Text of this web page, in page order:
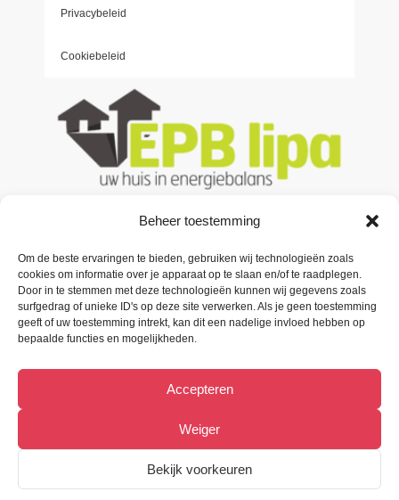
Beheer toestemming
Om de beste ervaringen te bieden, gebruiken wij technologieën zoals
cookies om informatie over je apparaat op te slaan en/of te raadplegen.
Door in te stemmen met deze technologieën kunnen wij gegevens zoals
surfgedrag of unieke ID's op deze site verwerken. Als je geen toestemming
geeft of uw toestemming intrekt, kan dit een nadelige invloed hebben op
bepaalde functies en mogelijkheden.
Accepteren
Weiger
Bekijk voorkeuren
Privacybeleid
Cookiebeleid
Contacteer ons
Oude Baan 3 B1,
9200 Oudegem (Dendermonde).
BTW 0832.896.339
Bekijk Facebookpagina